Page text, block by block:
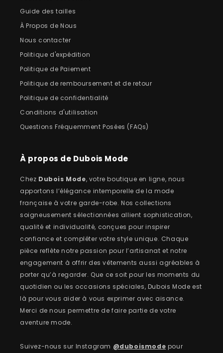
Guide des tailles
À Propos de Nous
Nous contacter
Politique d'expédition
Politique de Paiement
Politique de remboursement et de retour
Politique de confidentialité
Conditions d'utilisation
Questions Fréquemment Posées (FAQs)
À propos de Dubois Mode
Chez Dubois Mode, votre boutique en ligne, nous
apportons l’élégance intemporelle de la mode
française à votre garde-robe. Nos collections
soigneusement sélectionnées allient sophistication,
qualité et individualité, conçues pour inspirer
confiance et compléter votre style unique. Chaque
pièce reflète notre passion pour l’artisanat et notre
engagement à offrir des vêtements aussi agréables à
porter qu’à regarder. Que ce soit pour les moments du
quotidien ou les occasions spéciales, Dubois Mode est
là pour vous aider à vous exprimer avec aisance.
Merci de nous permettre de faire partie de votre
aventure mode.
Suivez-nous sur Instagram @duboismode pour